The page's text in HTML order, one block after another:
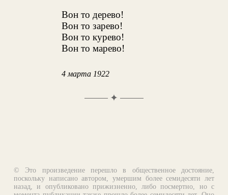
Вон то дерево!
Вон то зарево!
Вон то курево!
Вон то марево!
4 марта 1922
✦
© Это произведение перешло в общественное достояние,
поскольку написано автором, умершим более семидесяти лет
назад, и опубликовано прижизненно, либо посмертно, но с